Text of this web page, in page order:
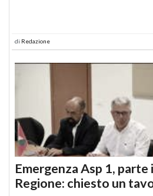
di Redazione
Emergenza Asp 1,
Regione: chiesto un